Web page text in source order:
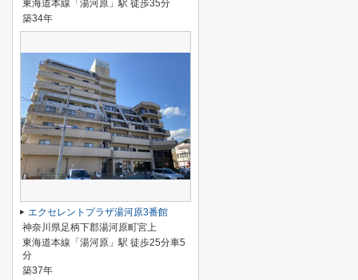
東海道本線「湯河原」駅 徒歩35分
築34年
エクセレントプラザ湯河原3番館
神奈川県足柄下郡湯河原町宮上
東海道本線「湯河原」駅 徒歩25分車5
分
築37年